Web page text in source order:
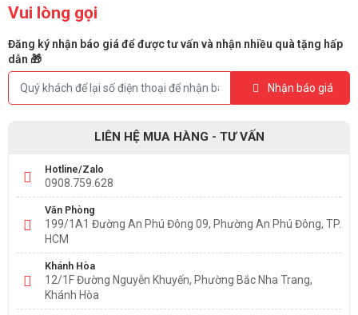
Vui lòng gọi
Đăng ký nhận báo giá để được tư vấn và nhận nhiều quà tặng hấp
dẫn 🎁
Nhận báo giá
LIÊN HỆ MUA HÀNG - TƯ VẤN
Hotline/Zalo
0908.759.628
Văn Phòng
199/1A1 Đường An Phú Đông 09, Phường An Phú Đông, TP.
HCM
Khánh Hòa
12/1F Đường Nguyễn Khuyến, Phường Bắc Nha Trang,
Khánh Hòa